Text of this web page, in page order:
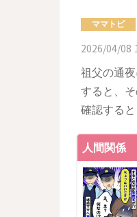
ママトピ
2026/04/08
祖父の通
すると、
確認する
人間関係